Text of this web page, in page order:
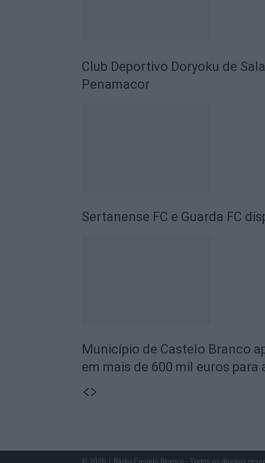
Club Deportivo Doryoku de
Penamacor
Sertanense FC e Guarda FC
Município de Castelo Branco
em mais de 600 mil euros para
© 2026 | Rádio Castelo Branco - Todos os direitos